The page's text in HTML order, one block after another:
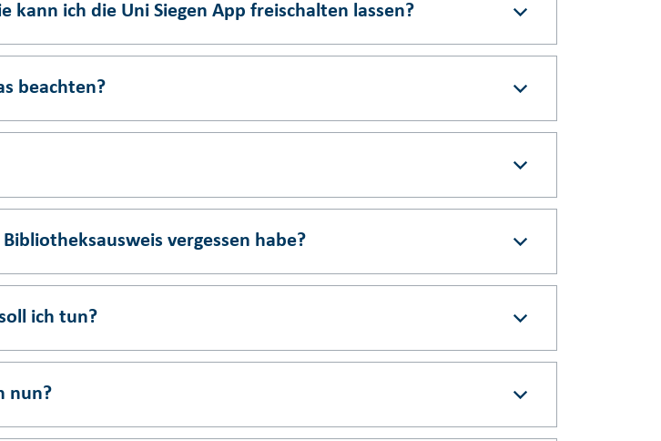
ich die Uni Siegen App freischalten lassen?
beachten?
vergessen habe?
ich tun?
nun?